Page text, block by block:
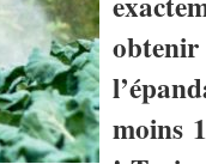
moins